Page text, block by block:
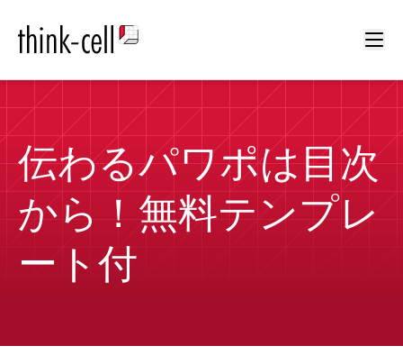
伝わるパワポは目次
から！無料テンプレ
ート付